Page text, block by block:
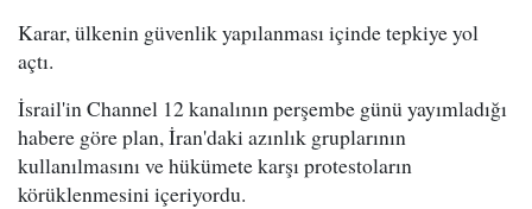
Karar, ülkenin güvenlik yapılanması içinde tepkiye yol
açtı.
İsrail'in Channel 12 kanalının perşembe günü yayımladığı
habere göre plan, İran'daki azınlık gruplarının
kullanılmasını ve hükümete karşı protestoların
körüklenmesini içeriyordu.